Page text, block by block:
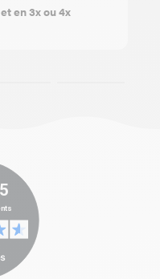
en 3x ou 4x